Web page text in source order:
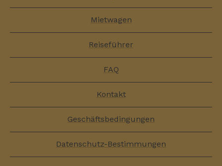
Mietwagen
Reiseführer
FAQ
Kontakt
Geschäftsbedingungen
Datenschutz-Bestimmungen